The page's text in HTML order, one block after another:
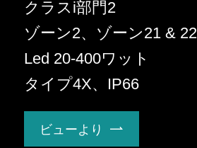
クラスi部門2
ゾーン2、ゾーン21 & 22
Led 20-400ワット
タイプ4X、IP66
ビューより 